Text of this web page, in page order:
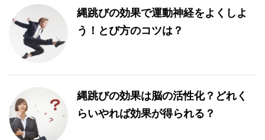
縄跳びの効果で運動神経をよくしよ
う！とび方のコツは？
縄跳びの効果は脳の活性化？どれく
らいやれば効果が得られる？